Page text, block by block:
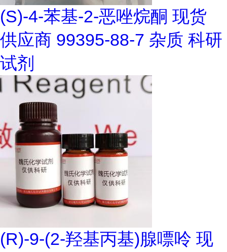
(S)-4-苯基-2-恶唑烷酮 现货
供应商 99395-88-7 杂质 科研
试剂
(R)-9-(2-羟基丙基)腺嘌呤 现